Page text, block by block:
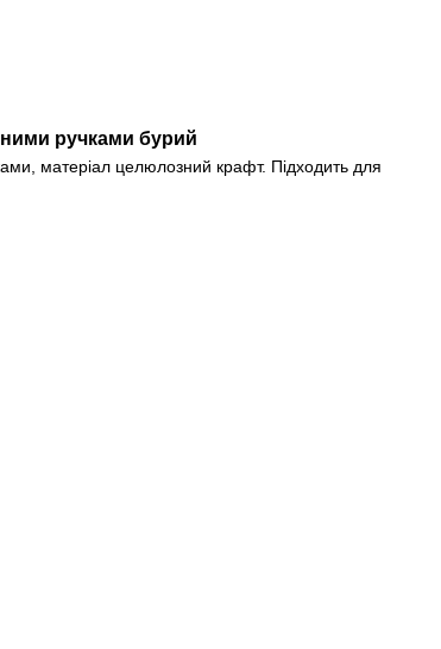
ручками бурий
матеріал целюлозний крафт. Підходить для